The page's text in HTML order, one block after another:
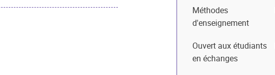
Méthodes
d'enseignement
Ouvert aux étudiants
en échanges